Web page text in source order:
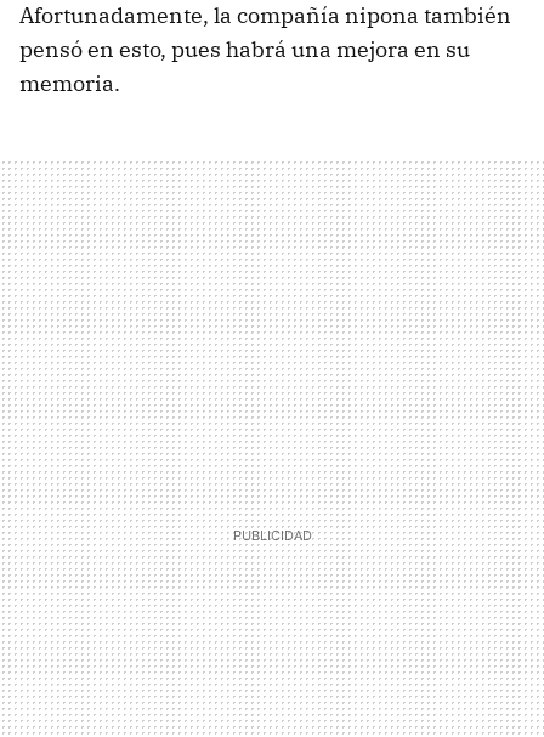
Afortunadamente, la compañía nipona también
pensó en esto, pues habrá una mejora en su
memoria.